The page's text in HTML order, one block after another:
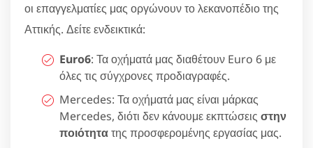
οι επαγγελματίες μας οργώνουν το λεκανοπέδιο της
Αττικής. Δείτε ενδεικτικά:
Euro6: Τα οχήματά μας διαθέτουν Euro 6 με
όλες τις σύγχρονες προδιαγραφές.
Mercedes: Τα οχήματά μας είναι μάρκας
Mercedes, διότι δεν κάνουμε εκπτώσεις στην
ποιότητατης προσφερομένης εργασίας μας.